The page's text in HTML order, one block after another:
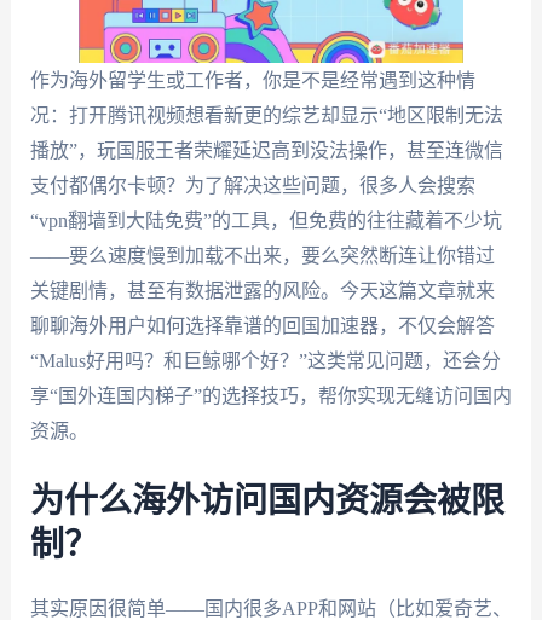
作为海外留学生或工作者，你是不是经常遇到这种情
况：打开腾讯视频想看新更的综艺却显示“地区限制无法
播放”，玩国服王者荣耀延迟高到没法操作，甚至连微信
支付都偶尔卡顿？为了解决这些问题，很多人会搜索
“vpn翻墙到大陆免费”的工具，但免费的往往藏着不少坑
——要么速度慢到加载不出来，要么突然断连让你错过
关键剧情，甚至有数据泄露的风险。今天这篇文章就来
聊聊海外用户如何选择靠谱的回国加速器，不仅会解答
“Malus好用吗？和巨鲸哪个好？”这类常见问题，还会分
享“国外连国内梯子”的选择技巧，帮你实现无缝访问国内
资源。
为什么海外访问国内资源会被限
制？
其实原因很简单——国内很多APP和网站（比如爱奇艺、